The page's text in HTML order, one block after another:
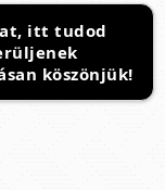
itt tudod
köszönjük!